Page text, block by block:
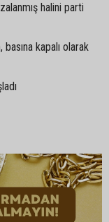
halini parti
basına kapalı olarak